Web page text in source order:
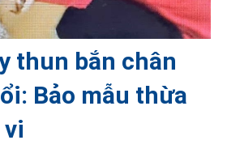
thun bắn chân
Bảo mẫu thừa